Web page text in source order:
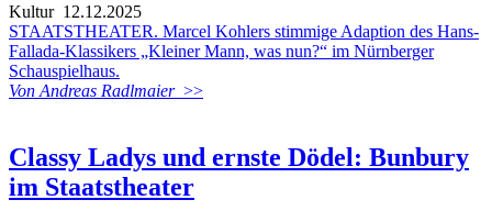
Kultur12.12.2025
STAATSTHEATER. Marcel Kohlers stimmige Adaption des Hans-
Fallada-Klassikers „Kleiner Mann, was nun?“ im Nürnberger
Schauspielhaus.
Von Andreas Radlmaier>>
Classy Ladys und ernste Dödel: Bunbury
im Staatstheater